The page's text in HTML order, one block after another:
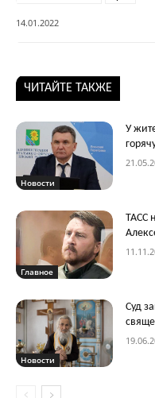
14.01.2022
ЧИТАЙТЕ ТАКЖЕ
Новости
У
Главное
ТАСС
Новости
Суд